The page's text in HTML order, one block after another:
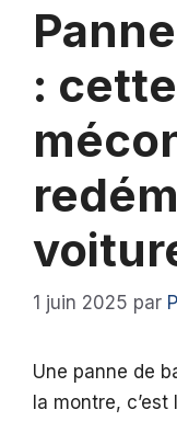
:
1 juin 2025 par
Une panne de
la montre,